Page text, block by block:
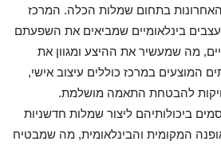
בתחום שמלות הכלה. המרכז
בינלאומיים שמביאים את השפעתם
מה שמעשיר את ההיצע ומגוון את
המוצעים במרכז כוללים עיצוב אישי,
להבטחת התאמה מושלמת.
ביכולותיהם ליצור שמלות חדשניות
המקומית והבינלאומית, מה שמבטיח